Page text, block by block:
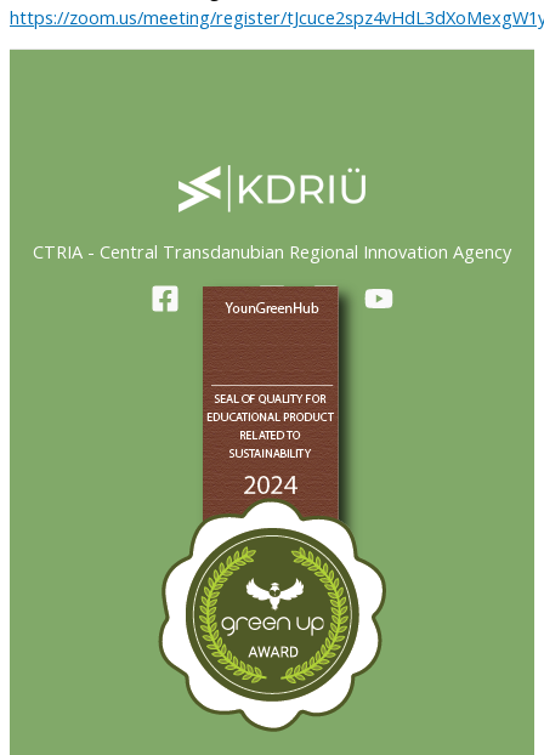
https://zoom.us/meeting/register/
CTRIA - Central Transdanubian Regional Innovation Agency